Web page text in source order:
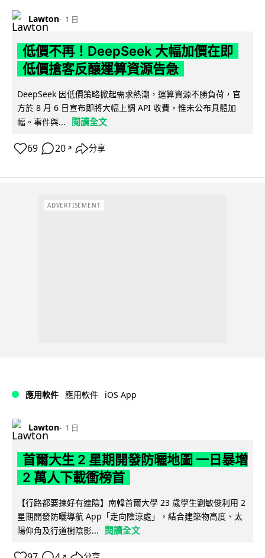
Lawton 1 日
低價不再！DeepSeek 大幅加價在即
低價搶客反釀運算資源告急
DeepSeek 因低價策略掀起需求熱潮，運算資源不勝負荷，官
方於 8 月 6 日宣布即將大幅上調 API 收費，惟未公布具體加
幅。事件與...
閱讀全文
69 20 ↗ 分享
ADVERTISEMENT
應用軟件 應用軟件 iOS App
Lawton 1 日
首爾大生 2 星期開發防曬地圖 一日暴增
2 萬人下載衝榜首
【行路都要揀好有遮陰】南韓首爾大學 23 歲學生劉敏俊利用 2
星期開發防曬導航 App「走向陰涼處」，結合建築物高度、太
陽仰角及行道樹陰影...
閱讀全文